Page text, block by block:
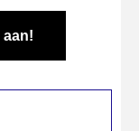
aan!